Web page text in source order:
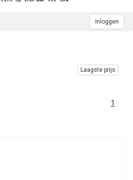
Inloggen
Laagste prijs
1